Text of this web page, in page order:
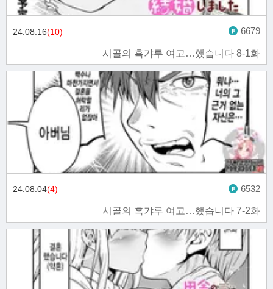
시골의 흑갸루 여고…했습니다 8-1화
24.08.16(10) 6679
시골의 흑갸루 여고…했습니다 7-2화
24.08.04(4) 6532